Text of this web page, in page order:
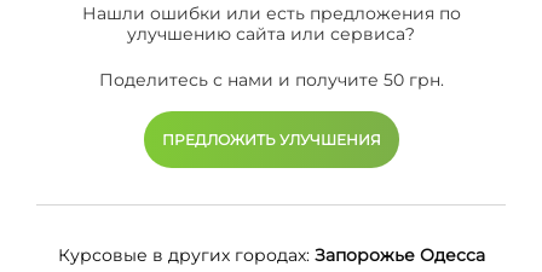
Нашли ошибки или есть предложения по
улучшению сайта или сервиса?
Поделитесь с нами и получите 50 грн.
ПРЕДЛОЖИТЬ УЛУЧШЕНИЯ
Курсовые в других городах: Запорожье Одесса